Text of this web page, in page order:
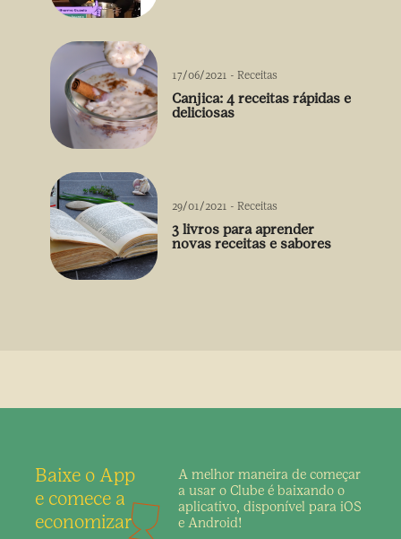
17/06/2021 - Receitas
Canjica: 4 receitas rápidas e
deliciosas
29/01/2021 - Receitas
3 livros para aprender
novas receitas e sabores
Baixe o App
e comece a
economizar
A melhor maneira de começar
a usar o Clube é baixando o
aplicativo, disponível para iOS
e Android!